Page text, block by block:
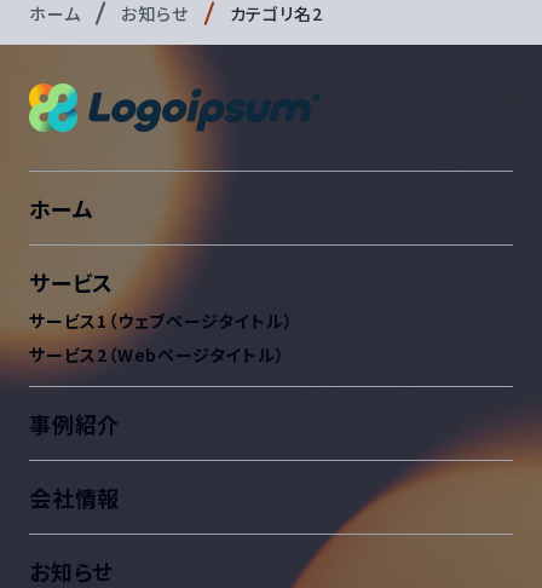
ホーム お知らせ カテゴリ名2
ホーム
サービス
サービス1（ウェブページタイトル）
サービス2（Webページタイトル）
事例紹介
会社情報
お知らせ